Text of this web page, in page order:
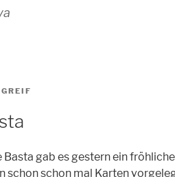
Basta gab es gestern ein
schon schon mal Karten